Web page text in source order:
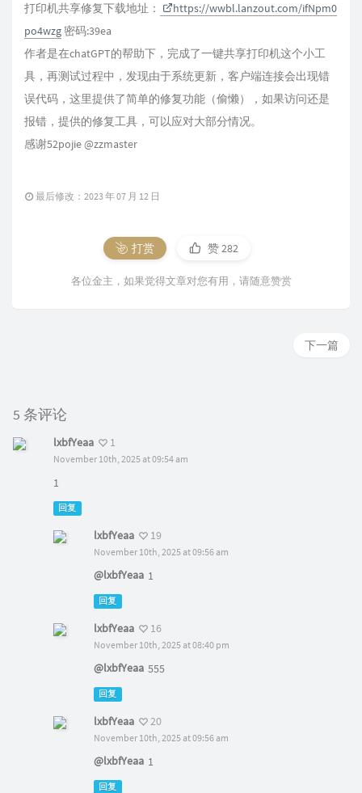
打印机共享修复下载地址：
https://wwbl.lanzout.com/ifNpm0
po4wzg 密码:39ea
作者是在chatGPT的帮助下，完成了一键共享打印机这个小工
具，再测试过程中，发现由于系统更新，客户端连接会出现错
误代码，这里提供了简单的修复功能（偷懒），如果访问还是
报错，提供的修复工具，可以应对大部分情况。
感谢52pojie @zzmaster
最后修改：2023 年 07 月 12 日
打赏 赞282
各位金主，如果觉得文章对您有用，请随意赞赏
下一篇
5 条评论
lxbfYeaa 1
November 10th, 2025 at 09:54 am
1
回复
lxbfYeaa 19
November 10th, 2025 at 09:56 am
@lxbfYeaa 1
回复
lxbfYeaa 16
November 10th, 2025 at 08:40 pm
@lxbfYeaa 555
回复
lxbfYeaa 20
November 10th, 2025 at 09:56 am
@lxbfYeaa 1
回复